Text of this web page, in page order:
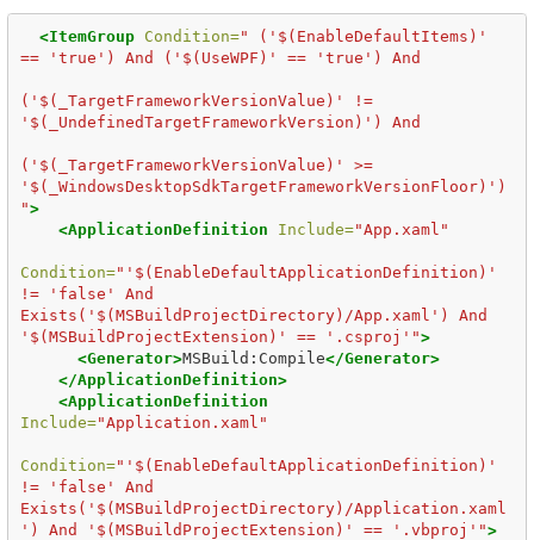
<ItemGroup Condition=" ('$(EnableDefaultItems)'
== 'true') And ('$(UseWPF)' == 'true') And
('$(_TargetFrameworkVersionValue)' !=
'$(_UndefinedTargetFrameworkVersion)') And
('$(_TargetFrameworkVersionValue)' >=
'$(_WindowsDesktopSdkTargetFrameworkVersionFloor)')
">
<ApplicationDefinition
Include="App.xaml"
Condition="'$(EnableDefaultApplicationDefinition)'
!= 'false' And
Exists('$(MSBuildProjectDirectory)/App.xaml') And
'$(MSBuildProjectExtension)' == '.csproj'">
<Generator>MSBuild:Compile</Generator>
</ApplicationDefinition>
<ApplicationDefinition
Include="Application.xaml"
Condition="'$(EnableDefaultApplicationDefinition)'
!= 'false' And
Exists('$(MSBuildProjectDirectory)/Application.xaml
') And '$(MSBuildProjectExtension)' == '.vbproj'">